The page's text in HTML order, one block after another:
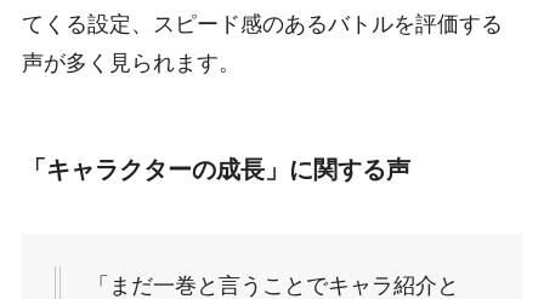
てくる設定、スピード感のあるバトルを評価する
声が多く見られます。
「キャラクターの成長」に関する声
「まだ一巻と言うことでキャラ紹介と